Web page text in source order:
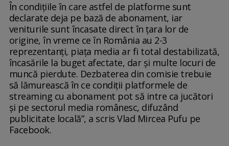
În condițiile în care astfel de platforme sunt
declarate deja pe bază de abonament, iar
veniturile sunt încasate direct în țara lor de
origine, în vreme ce în România au 2-3
reprezentanți, piața media ar fi total destabilizată,
încasările la buget afectate, dar și multe locuri de
muncă pierdute. Dezbaterea din comisie trebuie
să lămurească în ce condiții platformele de
streaming cu abonament pot să intre ca jucători
și pe sectorul media românesc, difuzând
publicitate locală”, a scris Vlad Mircea Pufu pe
Facebook.